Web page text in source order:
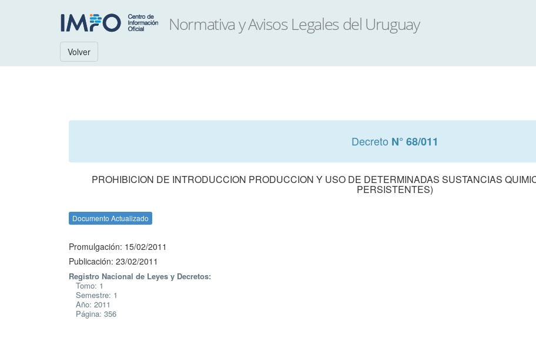
Volver
Decreto N° 68/011
PROHIBICION DE INTRODUCCION PRODUCCION Y USO DE DETERMINADAS SUSTANCIAS
PERSISTENTES)
Documento Actualizado
Promulgación: 15/02/2011
Publicación: 23/02/2011
Registro Nacional de Leyes y Decretos:
Tomo: 1
Semestre: 1
Año: 2011
Página: 356